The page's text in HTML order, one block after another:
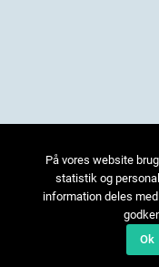
På vores website
statistik og
information deles
Ok